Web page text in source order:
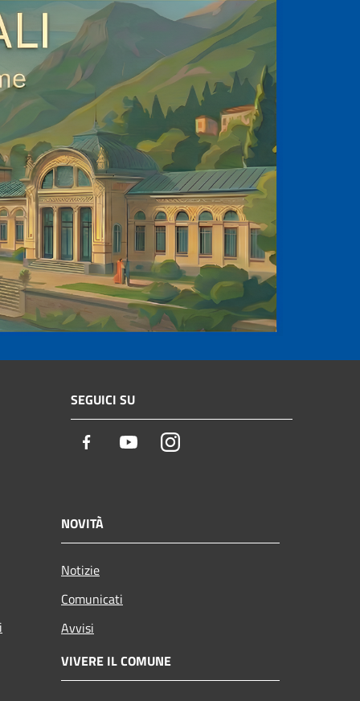
SEGUICI SU
Facebook YoutubeInstagram
NOVITÀ
Notizie
Comunicati
Avvisi
VIVERE IL COMUNE